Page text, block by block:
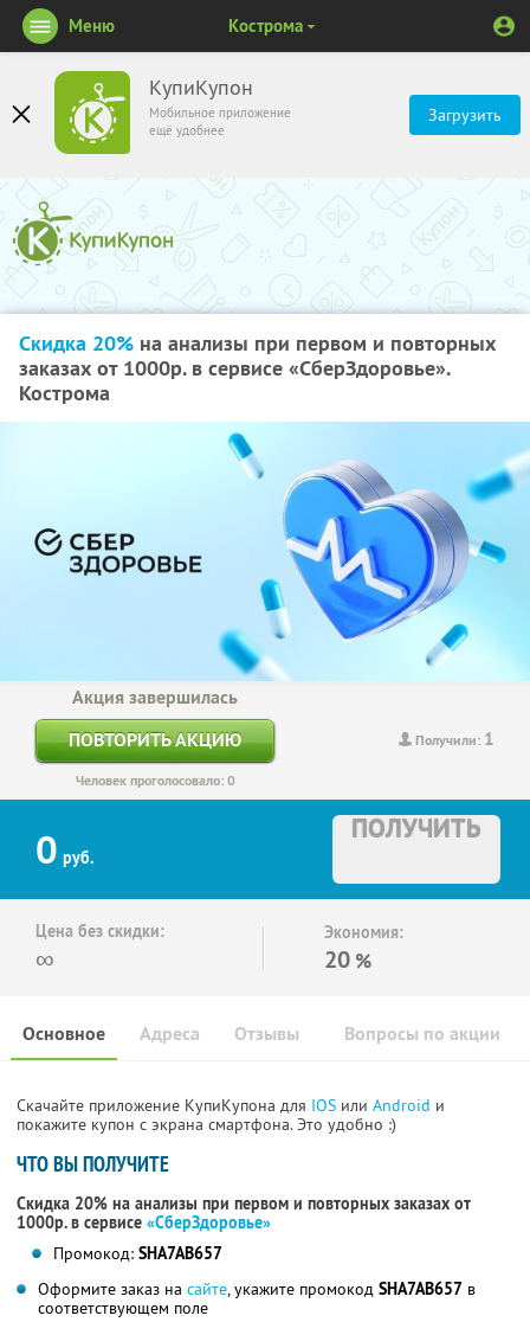
КупиКупон
Мобильное приложение
ещё удобнее
Загрузить
Меню Кострома
Скидка 20% на анализы при первом и повторных
заказах от 1000р. в сервисе «СберЗдоровье».
Кострома
Получили: 1
Акция завершилась
ПОВТОРИТЬ АКЦИЮ
Человек проголосовало: 0
0 руб.
ПОЛУЧИТЬ
Цена без скидки:
∞
Экономия:
20 %
Основное Отзывы Вопросы по акции
Адреса
Скачайте приложение КупиКупона для IOS или Android и
покажите купон с экрана смартфона. Это удобно :)
ЧТО ВЫ ПОЛУЧИТЕ
Скидка 20% на анализы при первом и повторных заказах от
1000р. в сервисе «СберЗдоровье»
Промокод: SHA7AB657
Оформите заказ на сайте, укажите промокод SHA7AB657 в
соответствующем поле